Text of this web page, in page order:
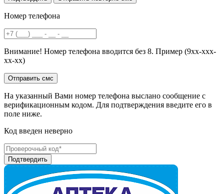
Номер телефона
Внимание! Номер телефона вводится без 8. Пример (9хх-ххх-
хх-хх)
На указанный Вами номер телефона выслано сообщение с
верификационным кодом. Для подтверждения введите его в
поле ниже.
Код введен неверно